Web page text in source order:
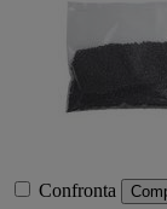
Confronta